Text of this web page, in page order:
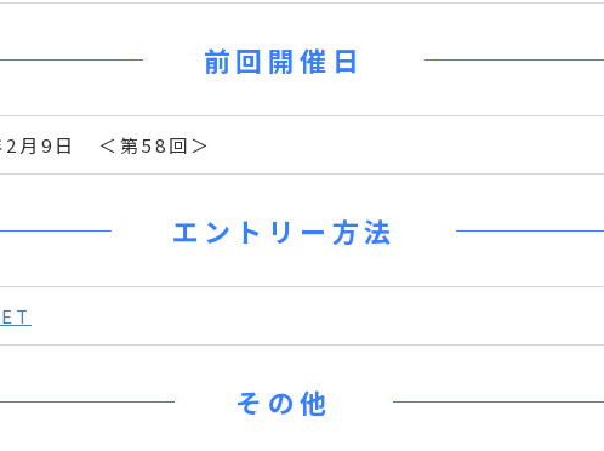
前回開催日
月9日 ＜第58回＞
エントリー方法
その他